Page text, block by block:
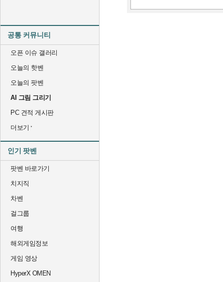
공통 커뮤니티
오픈 이슈 갤러리
오늘의 핫벤
오늘의 팟벤
AI 그림 그리기
PC 견적 게시판
더보기
인기 팟벤
팟벤 바로가기
치지직
차벤
걸그룹
여행
해외게임정보
게임 영상
HyperX OMEN